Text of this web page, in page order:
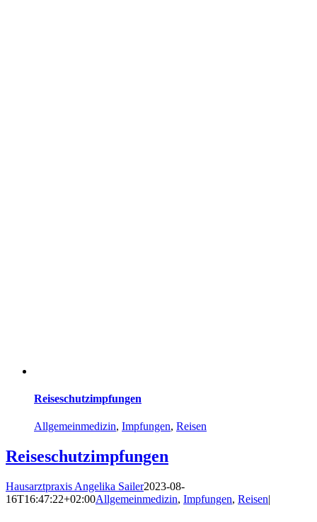
Reiseschutz­impfungen
Allgemeinmedizin, Impfungen, Reisen
Reiseschutz­impfungen
Hausarztpraxis Angelika Sailer2023-08-
16T16:47:22+02:00Allgemeinmedizin, Impfungen, Reisen|